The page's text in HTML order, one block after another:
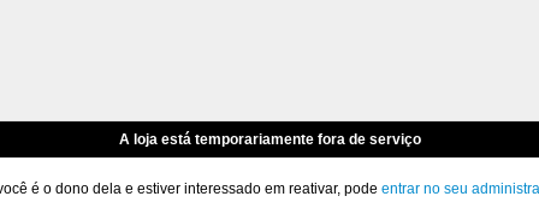
A loja está temporariamente fora de serviço
é o dono dela e estiver interessado em reativar, pode entrar no seu